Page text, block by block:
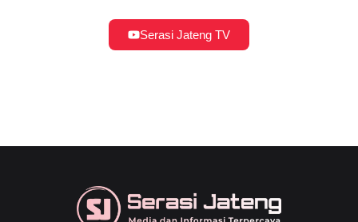
Serasi Jateng TV